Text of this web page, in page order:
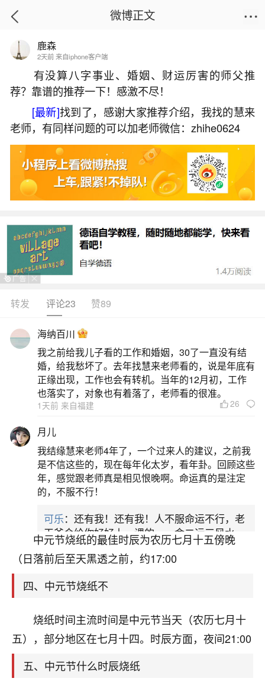
首页
七月十五什么时辰烧纸？
2026-07-07 10:22:12 25 7 赞
生活中像七月十五什么时辰烧纸？都是很常见
的问题，但是小问题不注意可能会引起大麻烦，下
面就这个问题给大家做一些解读：
一、七月十五烧纸什么时候烧
七月十五烧纸的时间因不同观点和习俗存在差
异，常见时间有早上5点到11点、天黑之后至午夜之
前、日落之后至完全天黑之前以及上午9点到中午12
选阳气初升的吉时，即早上卯时到巳时（早上5点到
中午11点）。卯时（5点到7点）日出东方，阳气初
升，能驱散夜间阴晦之气；辰时（7点到9点）百事
皆吉，能提升
二、七月十五中元节什么时候烧纸最好
七月十五中元节烧纸的最佳时间为早上5点之后
至中午13点之前，优先选择卯时至巳时（5点
中元节烧纸的最佳时辰为农历七月十五傍晚
（日落前后至天黑透之前，约17:00
四、中元节烧纸不
烧纸时间主流时间是中元节当天（农历七月十
五），部分地区在七月十四。时辰方面，夜间21:00
五、中元节什么时辰烧纸
微博正文
鹿森
2天前 来自iphone客户端
有没算八字事业、婚姻、财运厉害的师父推
荐？靠谱的推荐一下！感激不尽！
[最新]找到了，感谢大家推荐介绍，我找的慧来
老师，有同样问题的可以加老师微信：zhihe0624
转发 评论23 赞89
海纳百川
我之前给我儿子看的工作和婚姻，30了一直没有结
婚，给我愁坏了。去年找慧来老师看的，说是年底有
正缘出现，工作也会有转机。当年的12月初，工作
也落实了，对象也有着落了，老师看的很准。
1天前 来自福建 26
月儿
我结缘慧来老师4年了，一个过来人的建议，之前我
是不信这些的，现在每年化太岁，看年卦。回顾这些
年，感觉跟老师真是相见恨晚啊。命运真的是注定
的，不服不行！
可乐：还有我！还有我！人不服命运不行，老
天爷会给你好好上一课的。一命二运三风水，
哪样不服都不行！
平安是福：我也是每年找老师化太岁，看年
心若莲花
我是做餐饮的，这两年，生意屡屡受挫，店开一家关
一家，要么生意不好，生意好的就出事。前些年攒的
家底快败光了，真是倒霉！我也想找人看看到底怎么